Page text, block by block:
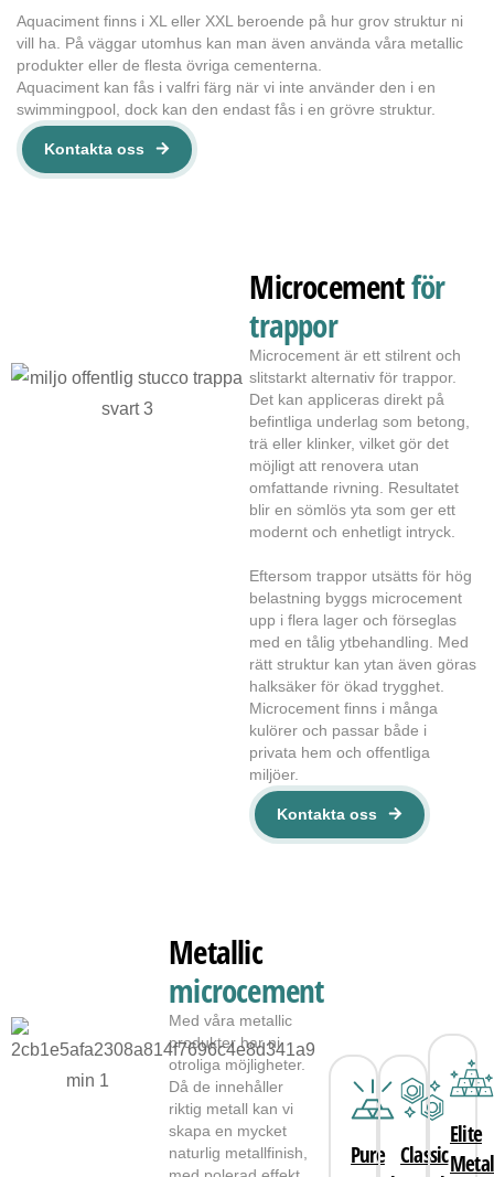
Aquaciment finns i XL eller XXL beroende på hur grov struktur ni
vill ha. På väggar utomhus kan man även använda våra metallic
produkter eller de flesta övriga cementerna.
Aquaciment kan fås i valfri färg när vi inte använder den i en
swimmingpool, dock kan den endast fås i en grövre struktur.
Kontakta oss
Microcementför
trappor
Microcement är ett stilrent och
slitstarkt alternativ för trappor.
Det kan appliceras direkt på
befintliga underlag som betong,
trä eller klinker, vilket gör det
möjligt att renovera utan
omfattande rivning. Resultatet
blir en sömlös yta som ger ett
modernt och enhetligt intryck.
Eftersom trappor utsätts för hög
belastning byggs microcement
upp i flera lager och förseglas
med en tålig ytbehandling. Med
rätt struktur kan ytan även göras
halksäker för ökad trygghet.
Microcement finns i många
kulörer och passar både i
privata hem och offentliga
miljöer.
Kontakta oss
Metallic
microcement
Med våra metallic
produkter har ni
otroliga möjligheter.
Då de innehåller
riktig metall kan vi
skapa en mycket
naturlig metallfinish,
Pure Classic
Elite
Metal